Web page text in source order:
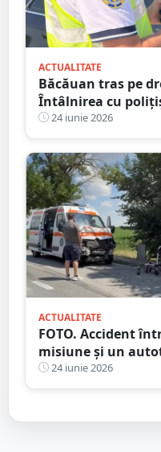
ACTUALITATE
Băcăuan tras pe
Întâlnirea cu
penal
24 iunie 2026
ACTUALITATE
FOTO. Accident
misiune și un
Carei și Petrești
24 iunie 2026